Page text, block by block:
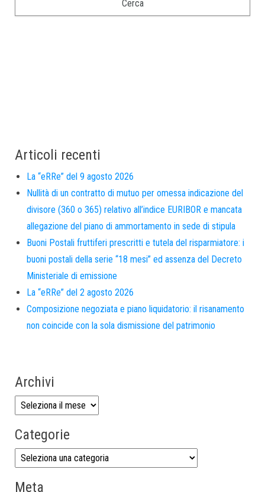
Articoli recenti
La “eRRe” del 9 agosto 2026
Nullità di un contratto di mutuo per omessa indicazione del
divisore (360 o 365) relativo all’indice EURIBOR e mancata
allegazione del piano di ammortamento in sede di stipula
Buoni Postali fruttiferi prescritti e tutela del risparmiatore: i
buoni postali della serie “18 mesi” ed assenza del Decreto
Ministeriale di emissione
La “eRRe” del 2 agosto 2026
Composizione negoziata e piano liquidatorio: il risanamento
non coincide con la sola dismissione del patrimonio
Archivi
Categorie
Meta